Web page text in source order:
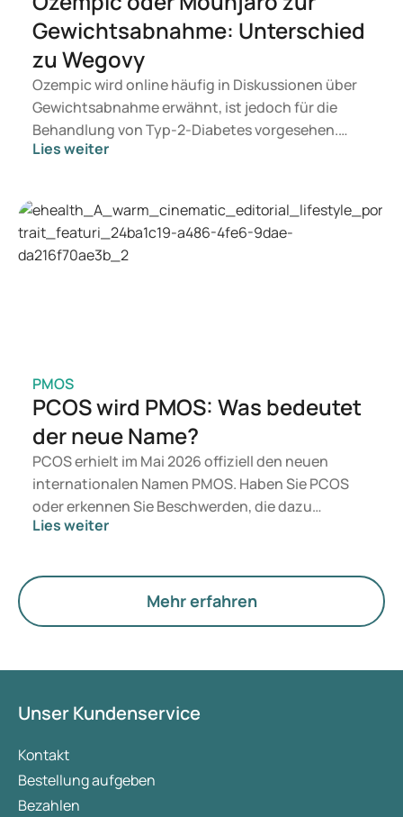
population study, 2014–2024 | BMC Medicine | Full Text
Gewichtsabnahme: Unterschied
zu Wegovy
Ozempic wird online häufig in Diskussionen über
Gewichtsabnahme erwähnt, ist jedoch für die
Behandlung von Typ-2-Diabetes vorgesehen.
Suchen Sie eine Therapie zur Gewichtskontrolle,
geeignet ist, entscheidet ein Arzt auf Grundlage
Ihrer Gesundheit, Ihres BMI und Ihres
Medikamentenkonsums.
Lies weiter
PMOS
PCOS wird PMOS: Was bedeutet
der neue Name?
PCOS erhielt im Mai 2026 offiziell den neuen
internationalen Namen PMOS. Haben Sie PCOS
oder erkennen Sie Beschwerden, die dazu
passen? Medizinisch ändert sich zunächst nichts.
Hormone, den Stoffwechsel und die Funktion der
Lies weiter
Mehr erfahren
Unser Kundenservice
Kontakt
Bestellung aufgeben
Bezahlen